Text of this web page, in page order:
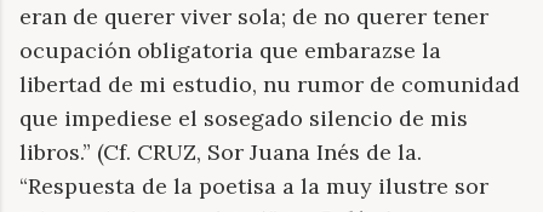
eran de querer viver sola; de no querer tener
ocupación obligatoria que embarazse la
libertad de mi estudio, nu rumor de comunidad
que impediese el sosegado silencio de mis
libros.” (Cf. CRUZ, Sor Juana Inés de la.
“Respuesta de la poetisa a la muy ilustre sor